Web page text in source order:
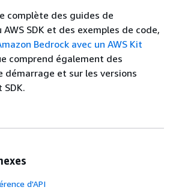
complète des guides de
SDK et des exemples de code,
Bedrock avec un AWS Kit
comprend également des
démarrage et sur les versions
d'API